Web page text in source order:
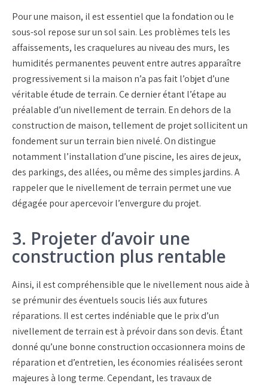
Pour une maison, il est essentiel que la fondation ou le
sous-sol repose sur un sol sain. Les problèmes tels les
affaissements, les craquelures au niveau des murs, les
humidités permanentes peuvent entre autres apparaître
progressivement si la maison n’a pas fait l’objet d’une
véritable étude de terrain. Ce dernier étant l’étape au
préalable d’un nivellement de terrain. En dehors de la
construction de maison, tellement de projet sollicitent un
fondement sur un terrain bien nivelé. On distingue
notamment l’installation d’une piscine, les aires de jeux,
des parkings, des allées, ou même des simples jardins. A
rappeler que le nivellement de terrain permet une vue
dégagée pour apercevoir l’envergure du projet.
3. Projeter d’avoir une
construction plus rentable
Ainsi, il est compréhensible que le nivellement nous aide à
se prémunir des éventuels soucis liés aux futures
réparations. Il est certes indéniable que le prix d’un
nivellement de terrain est à prévoir dans son devis. Étant
donné qu’une bonne construction occasionnera moins de
réparation et d’entretien, les économies réalisées seront
majeures à long terme. Cependant, les travaux de